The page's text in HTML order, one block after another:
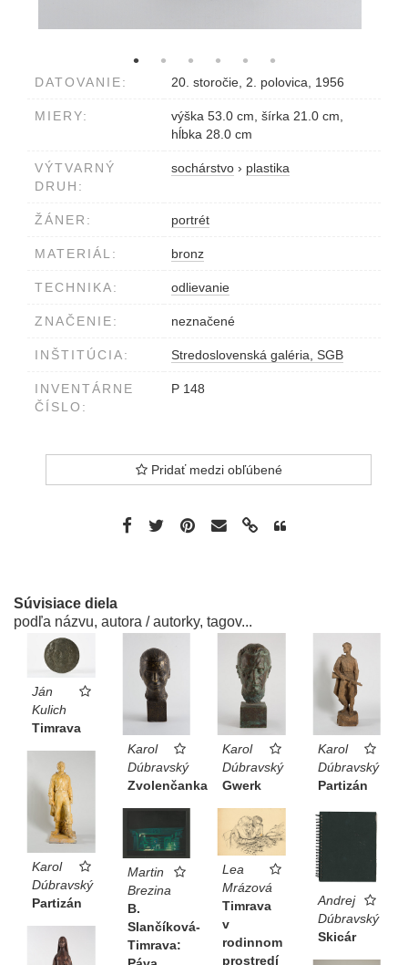
DATOVANIE: 20. storočie, 2. polovica, 1956
MIERY:
výška 53.0 cm, šírka 21.0 cm,
hĺbka 28.0 cm
VÝTVARNÝ
DRUH:
sochárstvo › plastika
ŽÁNER: portrét
MATERIÁL: bronz
TECHNIKA: odlievanie
ZNAČENIE: neznačené
INŠTITÚCIA: Stredoslovenská galéria, SGB
INVENTÁRNE
ČÍSLO:
P 148
Pridať medzi obľúbené
Súvisiace diela
podľa názvu, autora / autorky, tagov...
Ján
Kulich
Timrava
Karol
Dúbravský
Zvolenčanka
Karol
Dúbravský
Gwerk
Karol
Dúbravský
Partizán
Karol
Dúbravský
Partizán
Martin
Brezina
B.
Slančíková-
Timrava:
Lea
Mrázová
Timrava
v
rodinnom
prostredí
Andrej
Dúbravský
Skicár